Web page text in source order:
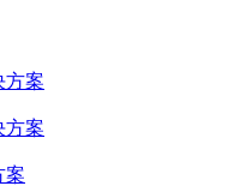
方案
方案
案